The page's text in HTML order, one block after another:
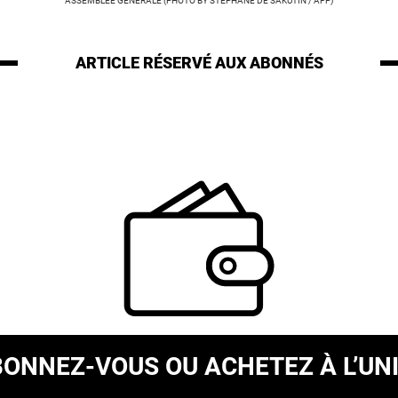
ARTICLE RÉSERVÉAUX ABONNÉS
VOUS OU ACHETEZ À